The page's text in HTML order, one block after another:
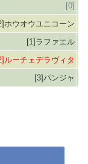
[0]
ホウオウユニコーン
[1]ラファエル
ルーチェデラヴィタ
[3]パンジャ